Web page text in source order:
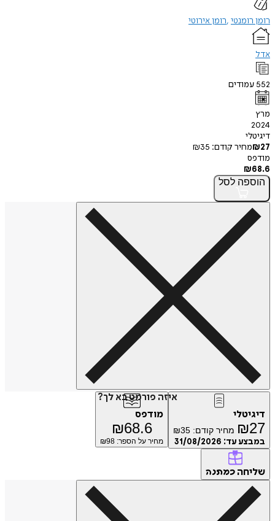
רומן רומנטי רומן אירוטי
אדל
552 עמודים
מרץ
2024
דיגיטלי
₪27 מחיר קודם: ₪35
מודפס
₪68.6
הוספה לסל
איזה פורמט בא לך?
דיגיטלי
₪27 מחיר קודם: ₪35
במבצע עד: 31/08/2026
מודפס
₪68.6
מחיר על הספר: ₪ 98
שליחה כמתנה